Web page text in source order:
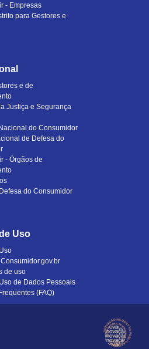
- Empresas
para Gestores e
e de
Justiça e Segurança
do Consumidor
de Defesa do
- Órgãos de
do Consumidor
Uso
de uso
de Dados Pessoais
(FAQ)